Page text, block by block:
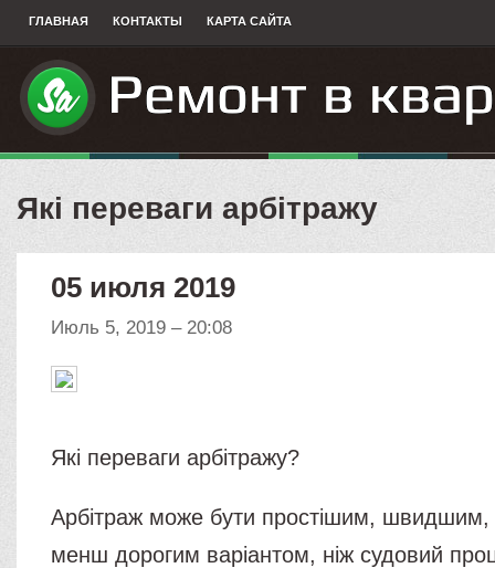
ГЛАВНАЯ КОНТАКТЫ КАРТА САЙТА
Які переваги арбітражу
05 июля 2019
Июль 5, 2019 – 20:08
Які переваги арбітражу?
Арбітраж може бути простішим, швидшим,
менш дорогим варіантом, ніж судовий